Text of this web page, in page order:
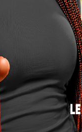
mois d’octobre, est
Togo et le Ghana.
après un séjour
les avantages
d’un appel
elle est
de séjour.
ne pourra plus